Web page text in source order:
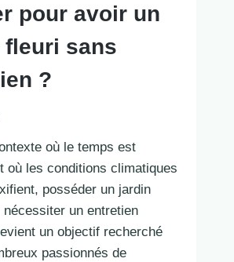
pour avoir un
fleuri sans
?
où le temps est
où les conditions climatiques
posséder un jardin
un entretien
un objectif recherché
passionnés de